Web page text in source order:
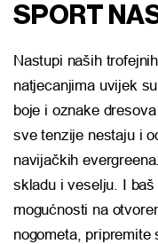
SPORT
Nastupi naših
natjecanjima uvijek
boje i oznake
sve tenzije nestaju i
navijačkih
skladu i veselju. I
mogućnosti na
nogometa, pripremite